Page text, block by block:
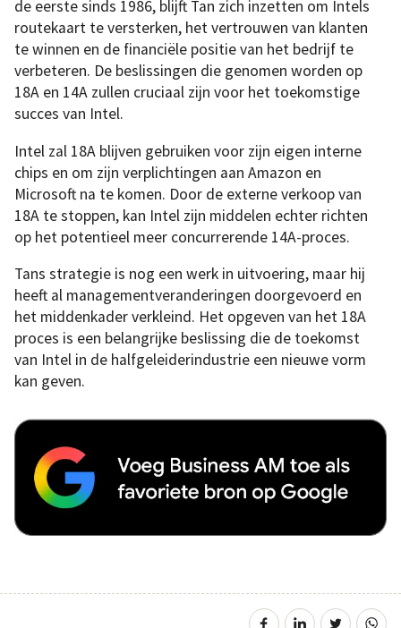
de eerste sinds 1986, blijft Tan zich inzetten om Intels
routekaart te versterken, het vertrouwen van klanten
te winnen en de financiële positie van het bedrijf te
verbeteren. De beslissingen die genomen worden op
18A en 14A zullen cruciaal zijn voor het toekomstige
succes van Intel.
Intel zal 18A blijven gebruiken voor zijn eigen interne
chips en om zijn verplichtingen aan Amazon en
Microsoft na te komen. Door de externe verkoop van
18A te stoppen, kan Intel zijn middelen echter richten
op het potentieel meer concurrerende 14A-proces.
Tans strategie is nog een werk in uitvoering, maar hij
heeft al managementveranderingen doorgevoerd en
het middenkader verkleind. Het opgeven van het 18A
proces is een belangrijke beslissing die de toekomst
van Intel in de halfgeleiderindustrie een nieuwe vorm
kan geven.